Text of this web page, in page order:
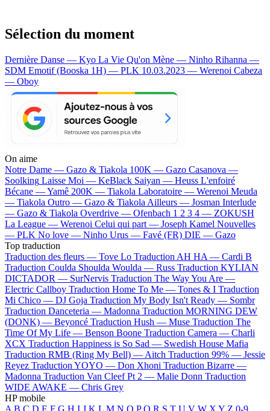
Sélection du moment
Dernière Danse — Kyo La Vie Qu'on Mène — Ninho Rihanna —
SDM Emotif (Booska 1H) — PLK 10.03.2023 — Werenoi Cabeza
— Oboy
On aime
Notre Dame — Gazo & Tiakola 100K — Gazo Casanova —
Soolking Laisse Moi — KeBlack Saiyan — Heuss L'enfoiré
Bécane —Yamê 200K — Tiakola Laboratoire — Werenoi Meuda
— Tiakola Outro — Gazo & Tiakola Ailleurs — Josman Interlude
— Gazo & Tiakola Overdrive — Ofenbach 1 2 3 4 — ZOKUSH
La League — Werenoi Celui qui part — Joseph Kamel Nouvelles
— PLK No love — Ninho Urus — Favé (FR) DIE — Gazo
Top traduction
Traduction des fleurs — Tove Lo Traduction AH HA — Cardi B
Traduction Coulda Shoulda Woulda — Russ Traduction KYLIAN
DICTADOR — SurNervis Traduction The Way You Are —
Electric Callboy Traduction Home To Me — Tones & I Traduction
Mi Chico — DJ Goja Traduction My Body Isn't Ready — Sombr
Traduction Danceteria — Madonna Traduction MORNING DEW
(DONK) — Beyoncé Traduction Hush — Muse Traduction The
Time Of My Life — Benson Boone Traduction Camera — Charli
XCX Traduction Happiness is So Sad — Swedish House Mafia
Traduction RMB (Ring My Bell) — Aitch Traduction 99% — Jessie
Reyez Traduction YOYO — Don Xhoni Traduction Bizarre —
Madonna Traduction Van Cleef Pt 2 — Malie Donn Traduction
WIDE AWAKE — Chris Grey
HP mobile
A B C D E F G H I J K L M N O P Q R S T U V W X Y Z 0-9